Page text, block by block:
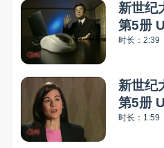
新世纪
第5册
时长：2:39
新世纪
第5册
时长：1:59